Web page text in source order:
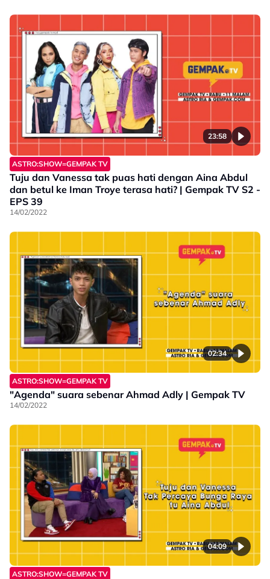
23:58
ASTRO:SHOW=GEMPAK TV
Tuju dan Vanessa tak puas hati dengan Aina Abdul
dan betul ke Iman Troye terasa hati? | Gempak TV S2 -
EPS 39
14/02/2022
02:34
ASTRO:SHOW=GEMPAK TV
"Agenda" suara sebenar Ahmad Adly | Gempak TV
14/02/2022
04:09
ASTRO:SHOW=GEMPAK TV